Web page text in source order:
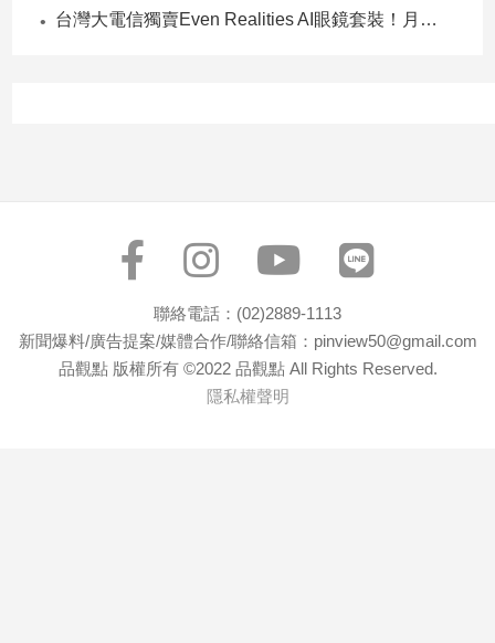
台灣大電信獨賣Even Realities AI眼鏡套裝！月付1399元 專案價3990
聯絡電話：(02)2889-1113
新聞爆料/廣告提案/媒體合作/聯絡信箱：pinview50@gmail.com
品觀點 版權所有 ©2022 品觀點 All Rights Reserved.
隱私權聲明